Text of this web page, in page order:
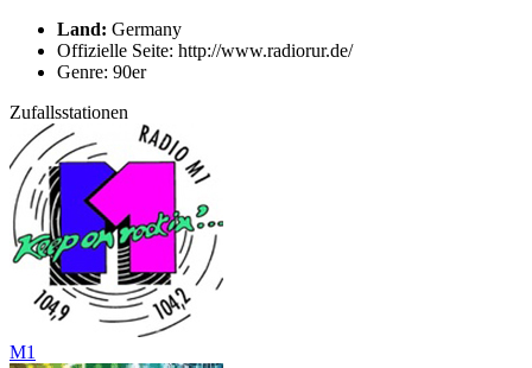
Land: Germany
Offizielle Seite: http://www.radiorur.de/
Genre: 90er
Zufallsstationen
M1